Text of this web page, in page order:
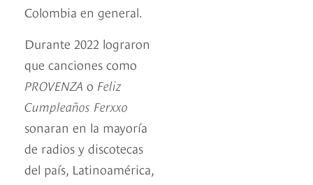
Colombia en general.
Durante 2022 lograron
que canciones como
PROVENZA o Feliz
Cumpleaños Ferxxo
sonaran en la mayoría
de radios y discotecas
del país, Latinoamérica,